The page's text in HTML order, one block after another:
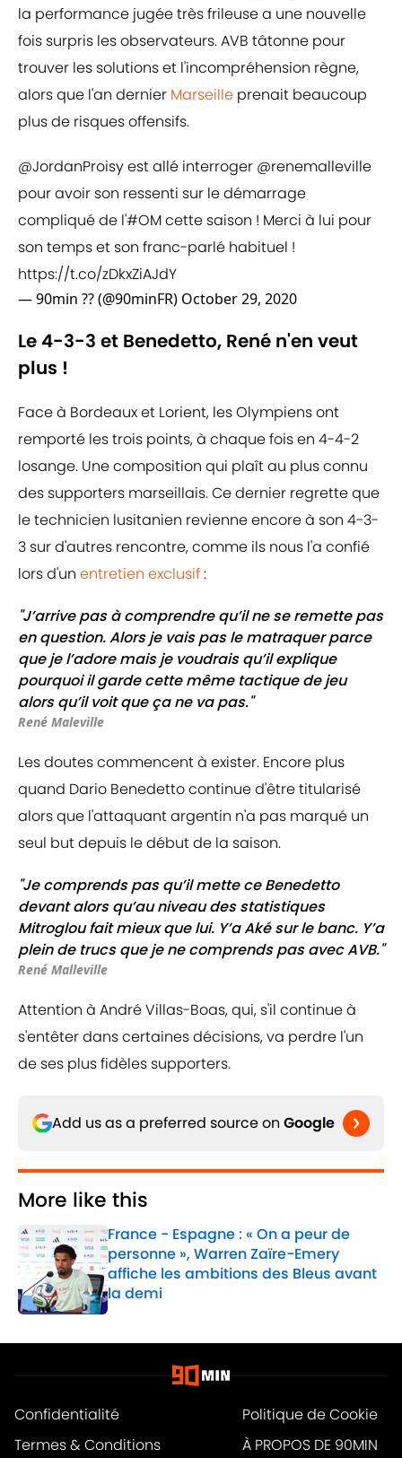
la performance jugée très frileuse a une nouvelle
fois surpris les observateurs. AVB tâtonne pour
trouver les solutions et l'incompréhension règne,
alors que l'an dernier Marseille prenait beaucoup
plus de risques offensifs.
@JordanProisyest allé interroger @renemalleville
pour avoir son ressenti sur le démarrage
compliqué de l'#OMcette saison ! Merci à lui pour
son temps et son franc-parlé habituel !
https://t.co/zDkxZiAJdY
— 90min ?? (@90minFR) October 29, 2020
Le 4-3-3 et Benedetto, René n'en veut
plus !
Face à Bordeaux et Lorient, les Olympiens ont
remporté les trois points, à chaque fois en 4-4-2
losange. Une composition qui plaît au plus connu
des supporters marseillais. Ce dernier regrette que
le technicien lusitanien revienne encore à son 4-3-
3 sur d'autres rencontre, comme ils nous l'a confié
lors d'un entretien exclusif:
"J’arrive pas à comprendre qu’il ne se remette pas
en question. Alors je vais pas le matraquer parce
que je l’adore mais je voudrais qu’il explique
pourquoi il garde cette même tactique de jeu
alors qu’il voit que ça ne va pas."
René Maleville
Les doutes commencent à exister. Encore plus
quand Dario Benedetto continue d'être titularisé
alors que l'attaquant argentin n'a pas marqué un
seul but depuis le début de la saison.
"Je comprends pas qu’il mette ce Benedetto
devant alors qu’au niveau des statistiques
Mitroglou fait mieux que lui. Y’a Aké sur le banc. Y’a
plein de trucs que je ne comprends pas avec AVB."
René Malleville
Attention à André Villas-Boas, qui, s'il continue à
s'entêter dans certaines décisions, va perdre l'un
de ses plus fidèles supporters.
Add us as a preferred source on Google
More like this
France - Espagne : « On a peur de
personne », Warren Zaïre-Emery
affiche les ambitions des Bleus avant
la demi
Published by on Invalid Date
Confidentialité
Politique de Cookie
Termes & Conditions
À PROPOS DE 90MIN